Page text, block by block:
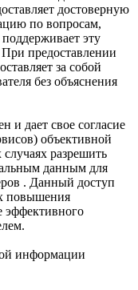
достоверную
по вопросам,
эту
предоставлении
за собой
без объяснения
и дает свое согласие
объективной
разрешить
данным для
. Данный доступ
повышения
эффективного
информации